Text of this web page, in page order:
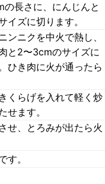
長さに、にんじんと
イズに切ります。
ンニクを中火で熱し、
と2〜3cmのサイズに
ひき肉に火が通ったら
くらげを入れて軽く炒
せます。
せ、とろみが出たら火
す。